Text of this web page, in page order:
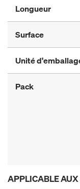
Longueur
Surface
Unité
Pack
APPLICABLE